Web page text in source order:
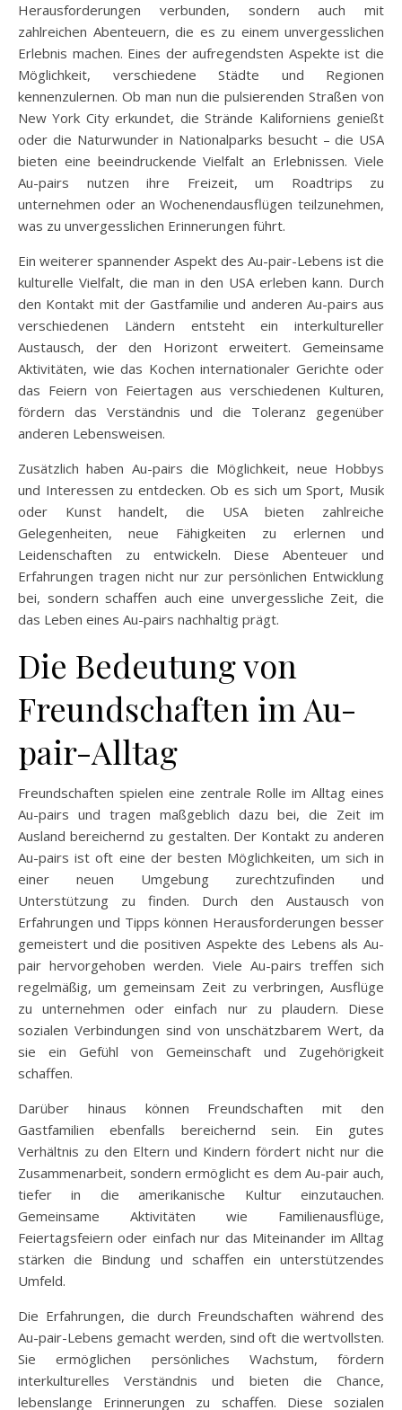
Herausforderungen verbunden, sondern auch mit
zahlreichen Abenteuern, die es zu einem unvergesslichen
Erlebnis machen. Eines der aufregendsten Aspekte ist die
Möglichkeit, verschiedene Städte und Regionen
kennenzulernen. Ob man nun die pulsierenden Straßen von
New York City erkundet, die Strände Kaliforniens genießt
oder die Naturwunder in Nationalparks besucht – die USA
bieten eine beeindruckende Vielfalt an Erlebnissen. Viele
Au-pairs nutzen ihre Freizeit, um Roadtrips zu
unternehmen oder an Wochenendausflügen teilzunehmen,
was zu unvergesslichen Erinnerungen führt.
Ein weiterer spannender Aspekt des Au-pair-Lebens ist die
kulturelle Vielfalt, die man in den USA erleben kann. Durch
den Kontakt mit der Gastfamilie und anderen Au-pairs aus
verschiedenen Ländern entsteht ein interkultureller
Austausch, der den Horizont erweitert. Gemeinsame
Aktivitäten, wie das Kochen internationaler Gerichte oder
das Feiern von Feiertagen aus verschiedenen Kulturen,
fördern das Verständnis und die Toleranz gegenüber
anderen Lebensweisen.
Zusätzlich haben Au-pairs die Möglichkeit, neue Hobbys
und Interessen zu entdecken. Ob es sich um Sport, Musik
oder Kunst handelt, die USA bieten zahlreiche
Gelegenheiten, neue Fähigkeiten zu erlernen und
Leidenschaften zu entwickeln. Diese Abenteuer und
Erfahrungen tragen nicht nur zur persönlichen Entwicklung
bei, sondern schaffen auch eine unvergessliche Zeit, die
das Leben eines Au-pairs nachhaltig prägt.
Die Bedeutung von
Freundschaften im Au-
pair-Alltag
Freundschaften spielen eine zentrale Rolle im Alltag eines
Au-pairs und tragen maßgeblich dazu bei, die Zeit im
Ausland bereichernd zu gestalten. Der Kontakt zu anderen
Au-pairs ist oft eine der besten Möglichkeiten, um sich in
einer neuen Umgebung zurechtzufinden und
Unterstützung zu finden. Durch den Austausch von
Erfahrungen und Tipps können Herausforderungen besser
gemeistert und die positiven Aspekte des Lebens als Au-
pair hervorgehoben werden. Viele Au-pairs treffen sich
regelmäßig, um gemeinsam Zeit zu verbringen, Ausflüge
zu unternehmen oder einfach nur zu plaudern. Diese
sozialen Verbindungen sind von unschätzbarem Wert, da
sie ein Gefühl von Gemeinschaft und Zugehörigkeit
schaffen.
Darüber hinaus können Freundschaften mit den
Gastfamilien ebenfalls bereichernd sein. Ein gutes
Verhältnis zu den Eltern und Kindern fördert nicht nur die
Zusammenarbeit, sondern ermöglicht es dem Au-pair auch,
tiefer in die amerikanische Kultur einzutauchen.
Gemeinsame Aktivitäten wie Familienausflüge,
Feiertagsfeiern oder einfach nur das Miteinander im Alltag
stärken die Bindung und schaffen ein unterstützendes
Umfeld.
Die Erfahrungen, die durch Freundschaften während des
Au-pair-Lebens gemacht werden, sind oft die wertvollsten.
Sie ermöglichen persönliches Wachstum, fördern
interkulturelles Verständnis und bieten die Chance,
lebenslange Erinnerungen zu schaffen. Diese sozialen